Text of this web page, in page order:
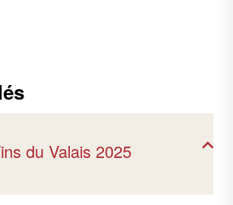
du Valais 2025